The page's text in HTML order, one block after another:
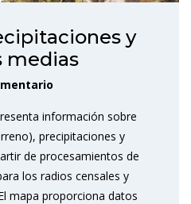
y
medias
información sobre
precipitaciones y
de procesamientos de
los radios censales y
mapa proporciona datos